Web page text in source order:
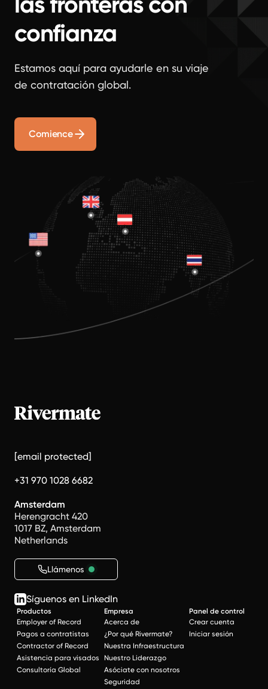
confianza
Estamos aquí para ayudarle en su viaje
de contratación global.
Comience
[email protected]
+31 970 1028 6682
Amsterdam
Herengracht 420
1017 BZ, Amsterdam
Netherlands
Llámenos
Síguenos en LinkedIn
Productos
Employer of Record
Pagos a contratistas
Contractor of Record
Asistencia para visados
Consultoría Global
Empresa
Acerca de
¿Por qué Rivermate?
Nuestra Infraestructura
Nuestro Liderazgo
Asóciate con nosotros
Seguridad
Panel de control
Crear cuenta
Iniciar sesión